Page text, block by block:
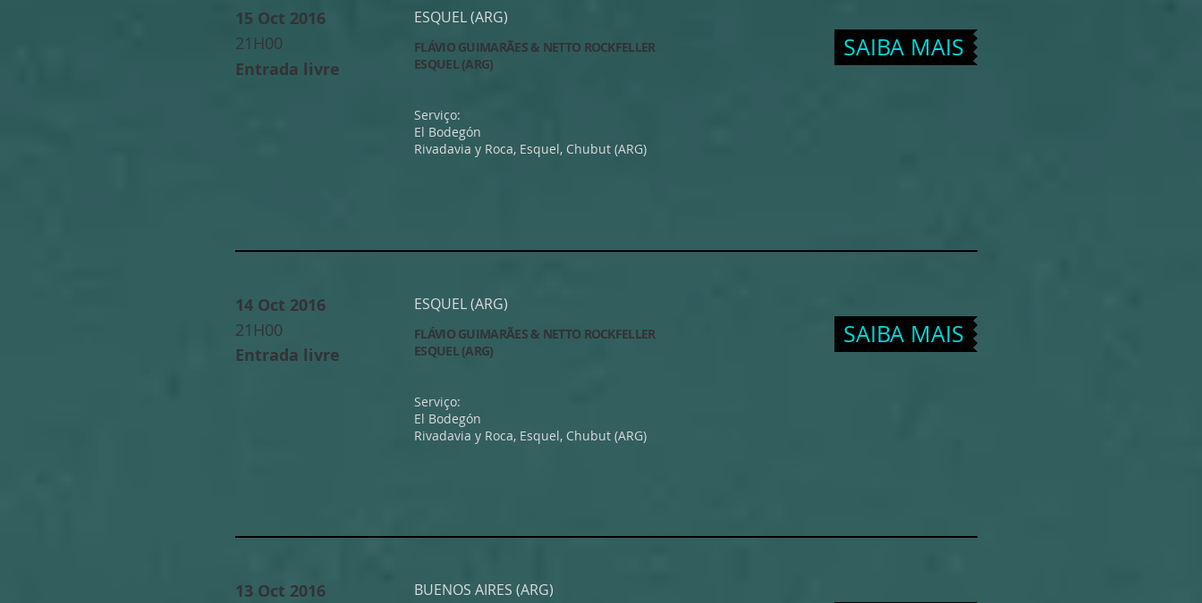
15 Oct 2016
21H00
Entrada livre
ESQUEL (ARG)
FLÁVIO GUIMARÃES & NETTO ROCKFELLER
ESQUEL (ARG)
Serviço:
El Bodegón
Rivadavia y Roca, Esquel, Chubut (ARG)
SAIBA MAIS
14 Oct 2016
21H00
Entrada livre
ESQUEL (ARG)
FLÁVIO GUIMARÃES & NETTO ROCKFELLER
ESQUEL (ARG)
Serviço:
El Bodegón
Rivadavia y Roca, Esquel, Chubut (ARG)
SAIBA MAIS
13 Oct 2016 BUENOS AIRES (ARG)